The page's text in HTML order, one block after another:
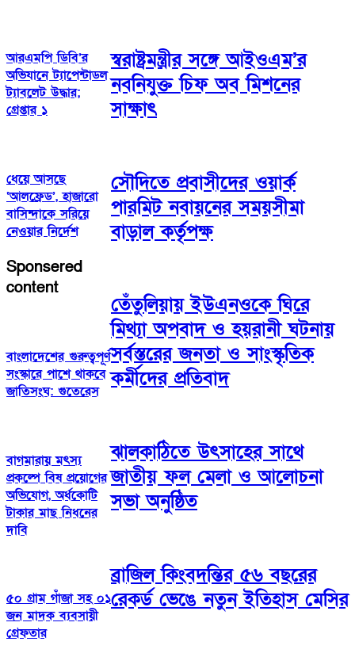
আরএমপি ডিবি’র
অভিযানে ট্যাপেন্টাডল
ট্যাবলেট উদ্ধার;
গ্রেপ্তার ১
ধেয়ে আসছে
‘আলফ্রেড’, হাজারো
বাসিন্দাকে সরিয়ে
নেওয়ার নির্দেশ
Sponsered
content
বাংলাদেশের গুরুত্বপূর্ণ
সংস্কারে পাশে থাকবে
জাতিসংঘ: গুতেরেস
বাগমারায় মৎস্য
প্রকল্পে বিষ প্রয়োগের
অভিযোগ, অর্ধকোটি
টাকার মাছ নিধনের
দাবি
৫০ গ্রাম গাঁজা সহ ০১
জন মাদক ব্যবসায়ী
গ্রেফতার
স্বরাষ্ট্রমন্ত্রীর সঙ্গে আইওএম’র
নবনিযুক্ত চিফ অব মিশনের
সাক্ষাৎ
সৌদিতে প্রবাসীদের ওয়ার্ক
পারমিট নবায়নের সময়সীমা
বাড়াল কর্তৃপক্ষ
তেঁতুলিয়ায় ইউএনওকে ঘিরে
মিথ্যা অপবাদ ও হয়রানী ঘটনায়
সর্বস্তরের জনতা ও সাংস্কৃতিক
কর্মীদের প্রতিবাদ
ঝালকাঠিতে উৎসাহের সাথে
জাতীয় ফল মেলা ও আলোচনা
সভা অনুষ্ঠিত
ব্রাজিল কিংবদন্তির ৫৬ বছরের
রেকর্ড ভেঙে নতুন ইতিহাস মেসির